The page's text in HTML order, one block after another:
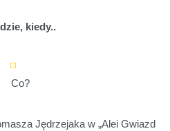
kiedy..
Co?
Jędrzejaka w „Alei Gwiazd